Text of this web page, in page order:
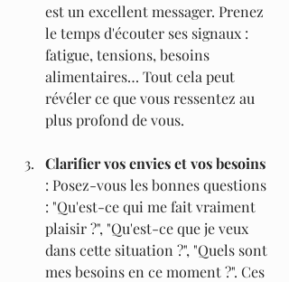
est un excellent messager. Prenez
le temps d'écouter ses signaux :
fatigue, tensions, besoins
alimentaires… Tout cela peut
révéler ce que vous ressentez au
plus profond de vous.
Clarifier vos envies et vos besoins
: Posez-vous les bonnes questions
: "Qu'est-ce qui me fait vraiment
plaisir ?", "Qu'est-ce que je veux
dans cette situation ?", "Quels sont
mes besoins en ce moment ?". Ces